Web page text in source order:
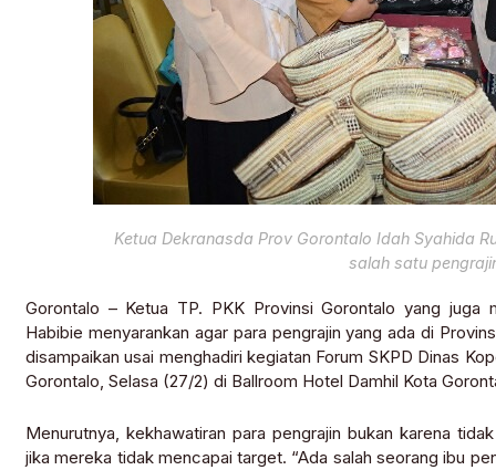
Ketua Dekranasda Prov Gorontalo Idah Syahida
salah satu
Gorontalo – Ketua TP. PKK Provinsi Gorontalo yang juga
Habibie menyarankan agar para pengrajin yang ada di
disampaikan usai menghadiri kegiatan Forum SKPD Dinas
Gorontalo, Selasa (27/2) di Ballroom Hotel Damhil Kota
Menurutnya, kekhawatiran para pengrajin bukan karena
jika mereka tidak mencapai target. “Ada salah seorang ibu